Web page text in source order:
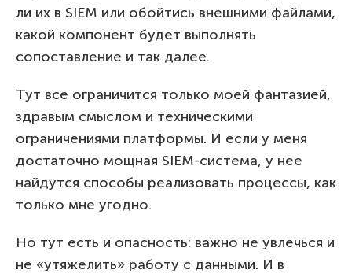
ли их в SIEM или обойтись внешними файлами,
какой компонент будет выполнять
сопоставление и так далее.
Тут все ограничится только моей фантазией,
здравым смыслом и техническими
ограничениями платформы. И если у меня
достаточно мощная SIEM-система, у нее
найдутся способы реализовать процессы, как
только мне угодно.
Но тут есть и опасность: важно не увлечься и
не «утяжелить» работу с данными. И в